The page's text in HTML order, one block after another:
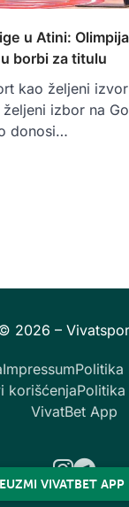
u Atini:
borbi za titulu
kao željeni
izbor na
donosi…
ImpressumPolitika
korišćenja
VivatBet App
VIVATBET APP